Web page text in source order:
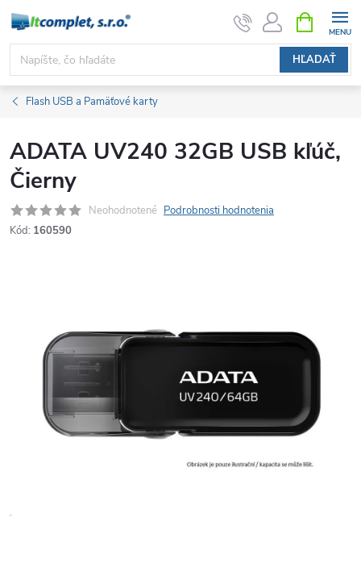
Prejsť
obsah
HĽADAŤ
KOŠÍK
Flash USB a Pamäťové karty
ADATA UV240 32GB USB kľúč,
Čierny
Neohodnotené Podrobnosti hodnotenia
Kód: 160590